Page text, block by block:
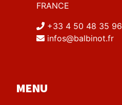
FRANCE
+33 4 50 48 35 96
infos@balbinot.fr
MENU